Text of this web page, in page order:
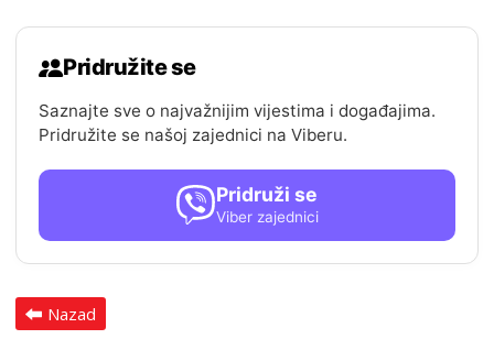
Pridružite se
Saznajte sve o najvažnijim vijestima i događajima.
Pridružite se našoj zajednici na Viberu.
Pridruži se
Viber zajednici
Nazad